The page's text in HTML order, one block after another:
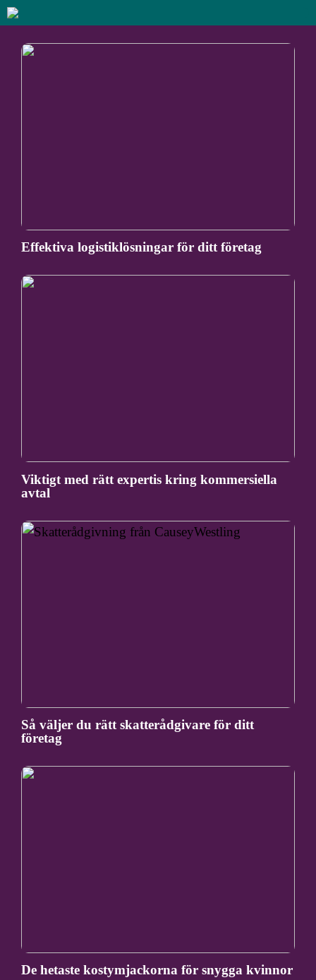
Effektiva logistiklösningar för ditt företag
Viktigt med rätt expertis kring kommersiella
avtal
Så väljer du rätt skatterådgivare för ditt
företag
De hetaste kostymjackorna för snygga kvinnor